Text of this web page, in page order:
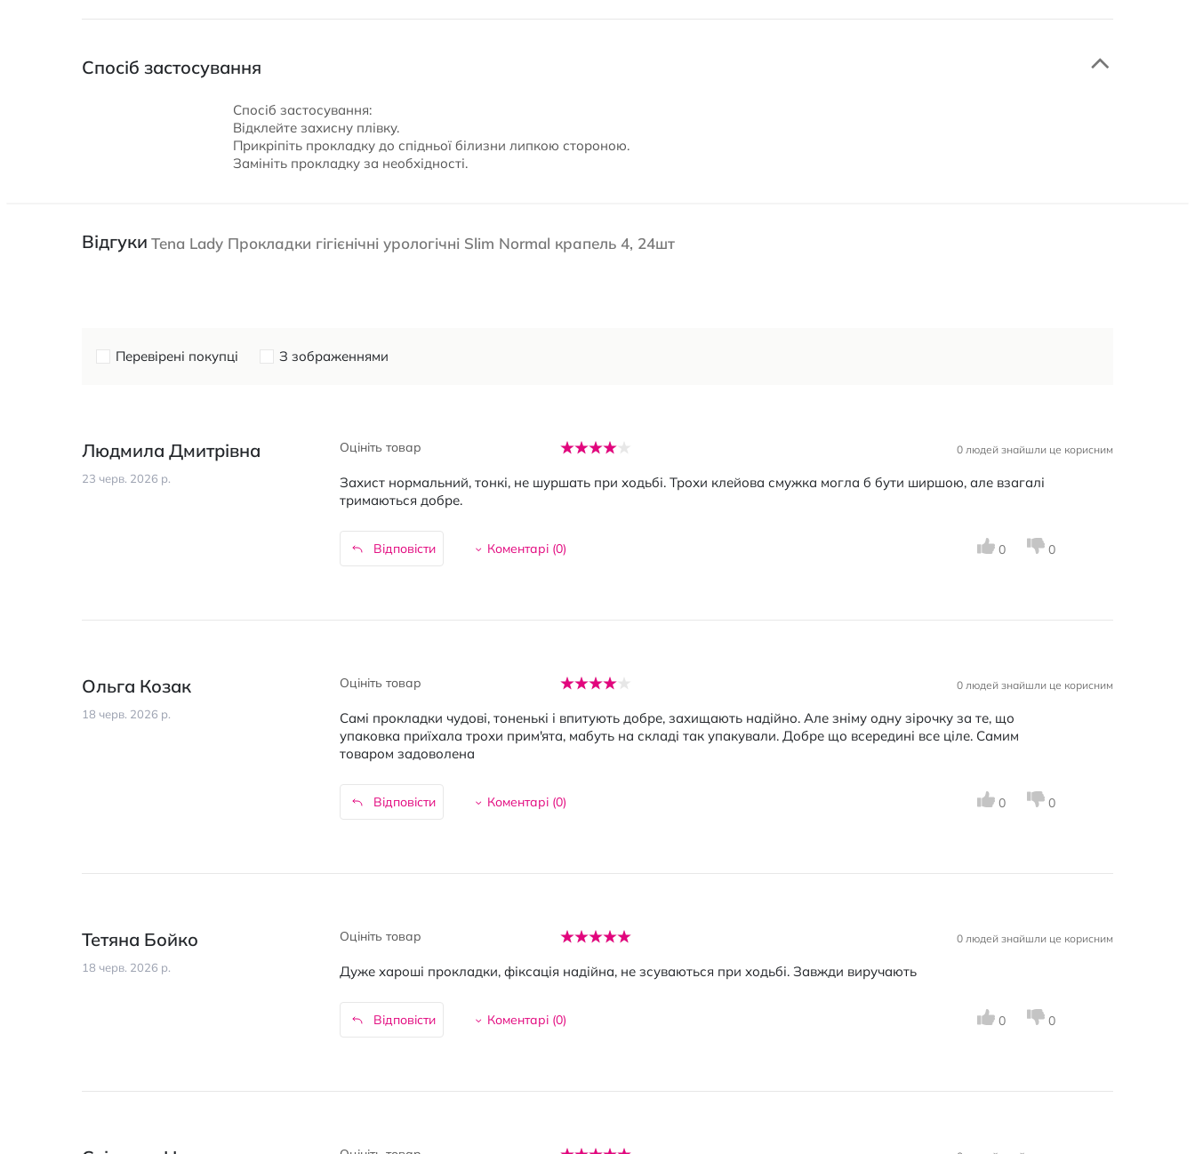
Спосіб застосування
Спосіб застосування:
Відклейте захисну плівку.
Прикріпіть прокладку до спідньої білизни липкою стороною.
Замініть прокладку за необхідності.
Відгуки Tena Lady Прокладки гігієнічні урологічні Slim Normal крапель 4, 24шт
Перевірені покупці З зображеннями
Людмила Дмитрівна
23 черв. 2026 р.
0 людей знайшли це корисним
Оцініть товар
Захист нормальний, тонкі, не шуршать при ходьбі. Трохи клейова смужка могла б бути ширшою, але взагалі
тримаються добре.
Відповісти Коментарі (0) 0 0
Ольга Козак
18 черв. 2026 р.
0 людей знайшли це корисним
Оцініть товар
Самі прокладки чудові, тоненькі і впитують добре, захищають надійно. Але зніму одну зірочку за те, що
упаковка приїхала трохи прим'ята, мабуть на складі так упакували. Добре що всередині все ціле. Самим
товаром задоволена
Відповісти Коментарі (0) 0 0
Тетяна Бойко
18 черв. 2026 р.
0 людей знайшли це корисним
Оцініть товар
Дуже хароші прокладки, фіксація надійна, не зсуваються при ходьбі. Завжди виручають
Відповісти Коментарі (0) 0 0